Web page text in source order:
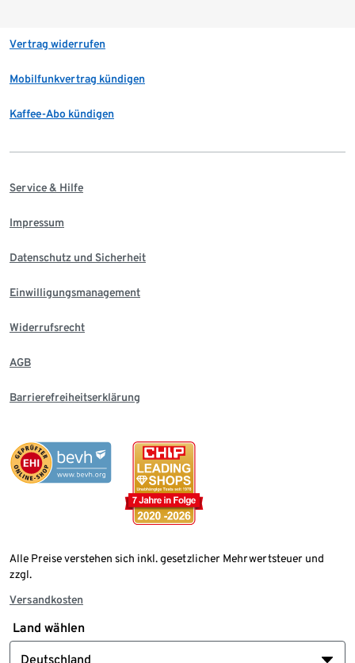
Vertrag widerrufen
Mobilfunkvertrag kündigen
Kaffee-Abo kündigen
Service & Hilfe
Impressum
Datenschutz und Sicherheit
Einwilligungsmanagement
Widerrufsrecht
AGB
Barrierefreiheitserklärung
Alle Preise verstehen sich inkl. gesetzlicher Mehrwertsteuer und
zzgl.
Versandkosten
Land wählen
Deutschland